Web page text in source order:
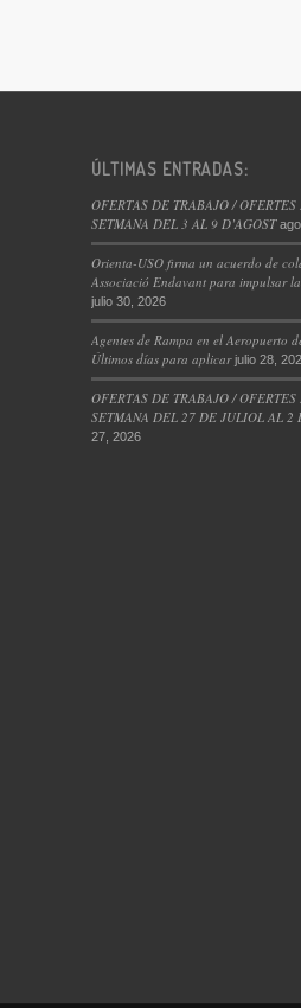
ÚLTIMAS ENTRADAS:
OFERTAS DE TRABAJO /
SETMANA DEL 3 AL 9 D’AGOST
Orienta-USO firma un acuerdo de
Associació Endavant para impulsar
julio 30, 2026
Agentes de Rampa en el Aeropuerto
Últimos días para aplicar julio 28,
OFERTAS DE TRABAJO /
SETMANA DEL 27 DE JULIOL AL 2
27, 2026